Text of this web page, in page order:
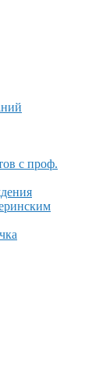
с проф.